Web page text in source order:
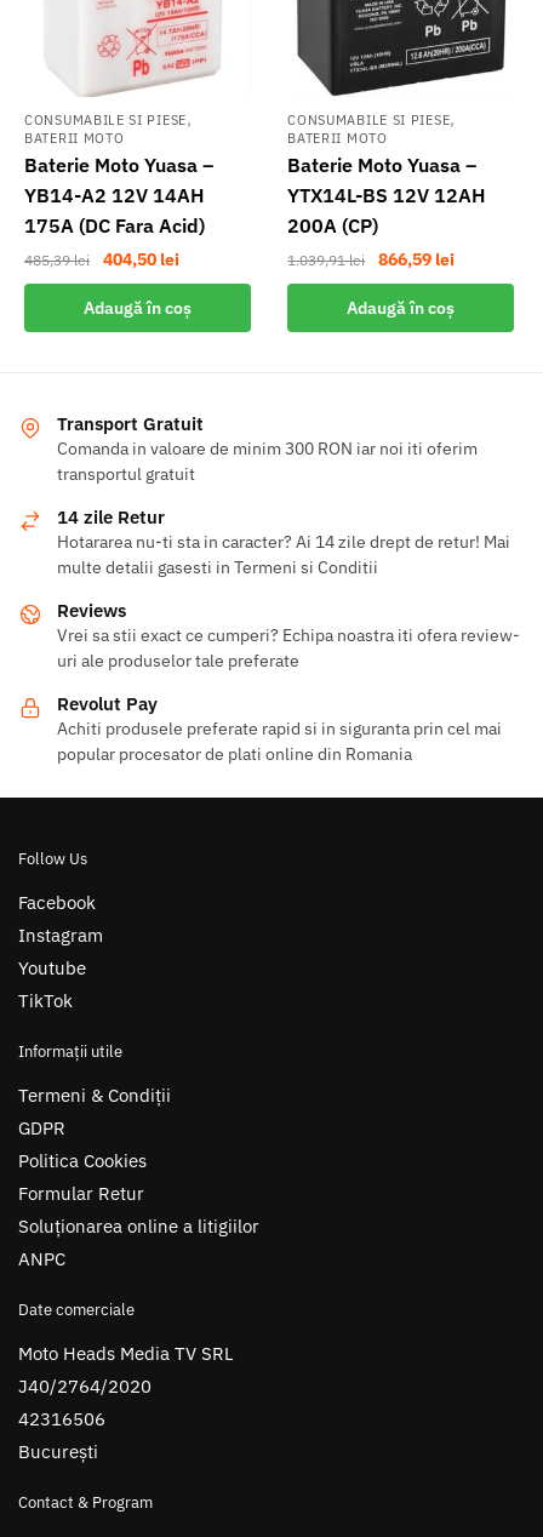
CONSUMABILE SI PIESE,
BATERII MOTO
Baterie Moto Yuasa –
YB14-A2 12V 14AH
175A (DC Fara Acid)
485,39lei
Prețul
inițial
a
fost:
404,50 leiPrețul
curent
este:
404,50 lei.
Adaugă în coș
CONSUMABILE SI PIESE,
BATERII MOTO
Baterie Moto Yuasa –
YTX14L-BS 12V 12AH
200A (CP)
1.039,91lei
Prețul
inițial
a
fost:
866,59 leiPrețul
curent
este:
866,59 lei.
Adaugă în coș
Transport Gratuit
Comanda in valoare de minim 300 RON iar noi iti oferim
transportul gratuit
14 zile Retur
Hotararea nu-ti sta in caracter? Ai 14 zile drept de retur! Mai
multe detalii gasesti in Termeni si Conditii
Reviews
Vrei sa stii exact ce cumperi? Echipa noastra iti ofera review-
uri ale produselor tale preferate
Revolut Pay
Achiti produsele preferate rapid si in siguranta prin cel mai
popular procesator de plati online din Romania
Follow Us
Facebook
Instagram
Youtube
TikTok
Informații utile
Termeni & Condiții
GDPR
Politica Cookies
Formular Retur
Soluționarea online a litigiilor
ANPC
Date comerciale
Moto Heads Media TV SRL
J40/2764/2020
42316506
București
Contact & Program